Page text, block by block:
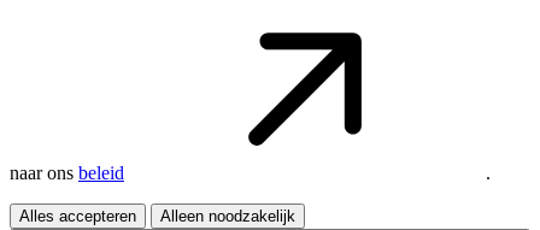
naar ons beleid .
Alles accepteren Alleen noodzakelijk